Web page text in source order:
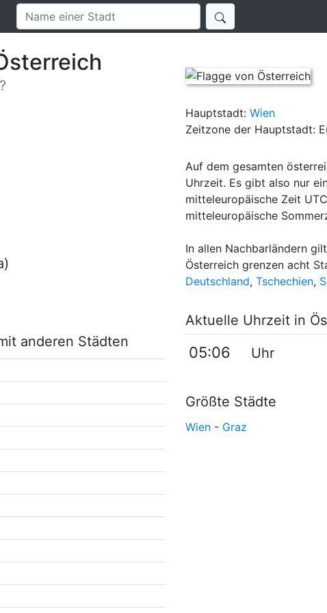
anderen Städten
Hauptstadt: Wien
Zeitzone der Hauptstadt:
Auf dem gesamten
Uhrzeit. Es gibt also nur
mitteleuropäische Zeit
mitteleuropäische
In allen Nachbarländern
Österreich grenzen acht
Deutschland, Tschechien,
Aktuelle Uhrzeit in
05:06 Uhr
Größte Städte
Wien - Graz